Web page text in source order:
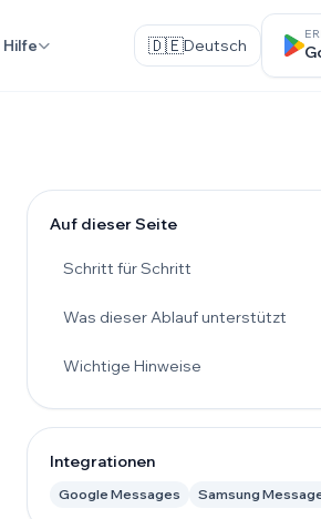
Hilfe 🇩🇪Deutsch
Auf dieser Seite
Schritt für Schritt
Was dieser Ablauf unterstützt
Wichtige Hinweise
Integrationen
Google Messages Samsung